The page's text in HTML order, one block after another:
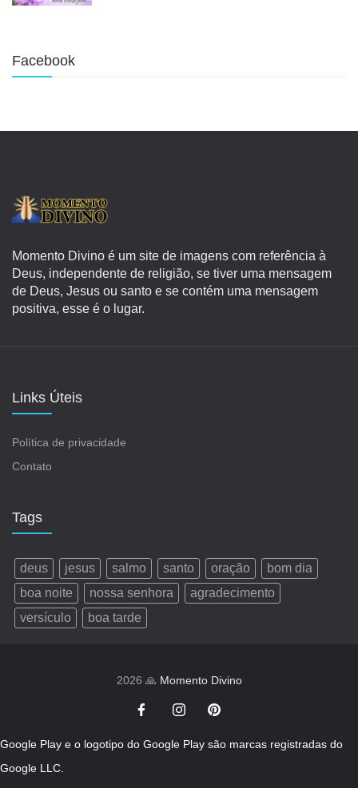
Facebook
Momento Divino é um site de imagens com referência à
Deus, independente de religião, se tiver uma mensagem
de Deus, Jesus ou santo e se contém uma mensagem
positiva, esse é o lugar.
Links Úteis
Política de privacidade
Contato
Tags
deus jesus salmo santo oração
bom dia
boa noite
nossa senhora
agradecimento
versículo
boa tarde
2026 🙏 Momento Divino
Google Play e o logotipo do Google Play são marcas registradas do
Google LLC.